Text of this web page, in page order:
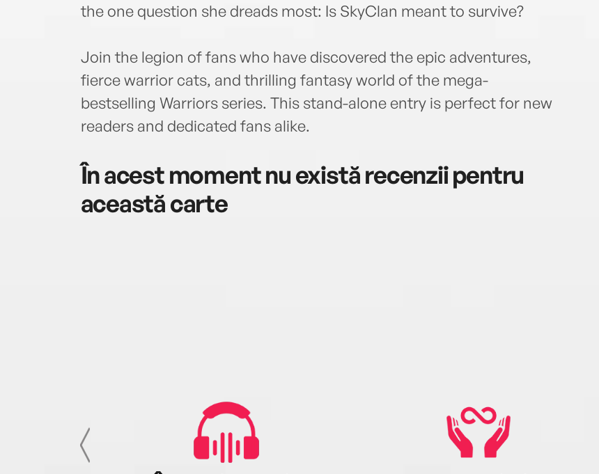
the one question she dreads most: Is SkyClan meant to survive?
Join the legion of fans who have discovered the epic adventures,
fierce warrior cats, and thrilling fantasy world of the mega-
bestselling Warriors series. This stand-alone entry is perfect for new
readers and dedicated fans alike.
În acest moment nu există recenzii pentru
această carte